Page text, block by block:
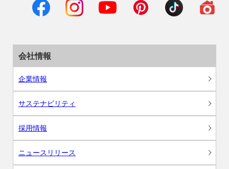
会社情報
企業情報
サステナビリティ
採用情報
ニュースリリース